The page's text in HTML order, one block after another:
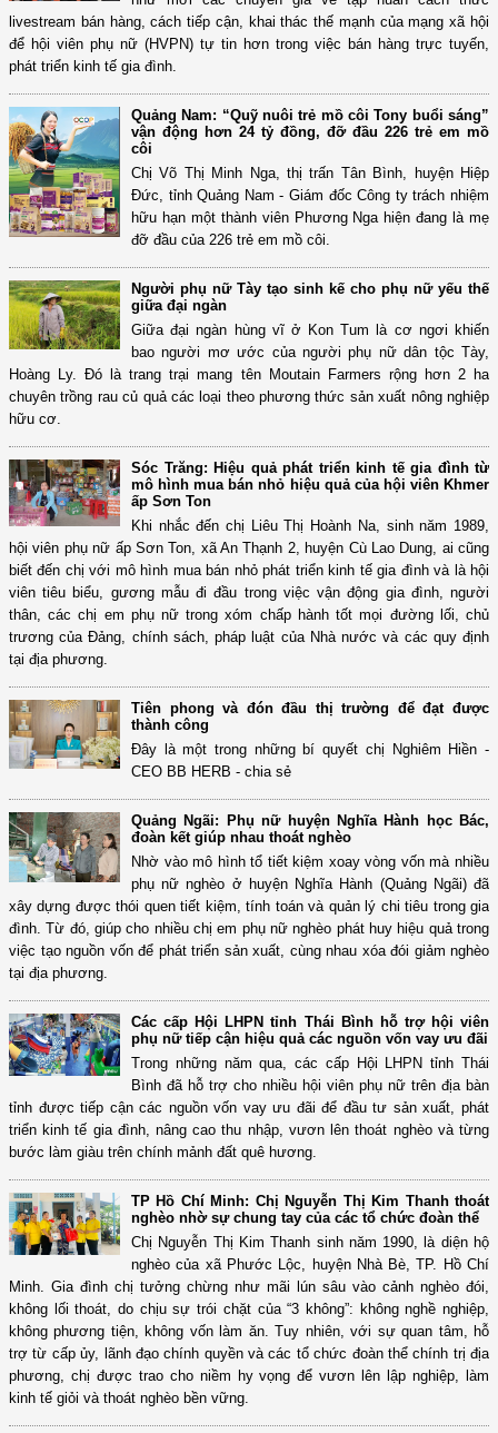
livestream bán hàng, cách tiếp cận, khai thác thế mạnh của mạng xã hội
để hội viên phụ nữ (HVPN) tự tin hơn trong việc bán hàng trực tuyến,
phát triển kinh tế gia đình.
Quảng Nam: “Quỹ nuôi trẻ mồ côi Tony buổi sáng”
vận động hơn 24 tỷ đồng, đỡ đầu 226 trẻ em mồ
côi
Chị Võ Thị Minh Nga, thị trấn Tân Bình, huyện Hiệp
Đức, tỉnh Quảng Nam - Giám đốc Công ty trách nhiệm
hữu hạn một thành viên Phương Nga hiện đang là mẹ
đỡ đầu của 226 trẻ em mồ côi.
Người phụ nữ Tày tạo sinh kế cho phụ nữ yếu thế
giữa đại ngàn
Giữa đại ngàn hùng vĩ ở Kon Tum là cơ ngơi khiến
bao người mơ ước của người phụ nữ dân tộc Tày,
Hoàng Ly. Đó là trang trại mang tên Moutain Farmers rộng hơn 2 ha
chuyên trồng rau củ quả các loại theo phương thức sản xuất nông nghiệp
hữu cơ.
Sóc Trăng: Hiệu quả phát triển kinh tế gia đình từ
mô hình mua bán nhỏ hiệu quả của hội viên Khmer
ấp Sơn Ton
Khi nhắc đến chị Liêu Thị Hoành Na, sinh năm 1989,
hội viên phụ nữ ấp Sơn Ton, xã An Thạnh 2, huyện Cù Lao Dung, ai cũng
biết đến chị với mô hình mua bán nhỏ phát triển kinh tế gia đình và là hội
viên tiêu biểu, gương mẫu đi đầu trong việc vận động gia đình, người
thân, các chị em phụ nữ trong xóm chấp hành tốt mọi đường lối, chủ
trương của Đảng, chính sách, pháp luật của Nhà nước và các quy định
tại địa phương.
Tiên phong và đón đầu thị trường để đạt được
thành công
Đây là một trong những bí quyết chị Nghiêm Hiền -
CEO BB HERB - chia sẻ
Quảng Ngãi: Phụ nữ huyện Nghĩa Hành học Bác,
đoàn kết giúp nhau thoát nghèo
Nhờ vào mô hình tổ tiết kiệm xoay vòng vốn mà nhiều
phụ nữ nghèo ở huyện Nghĩa Hành (Quảng Ngãi) đã
xây dựng được thói quen tiết kiệm, tính toán và quản lý chi tiêu trong gia
đình. Từ đó, giúp cho nhiều chị em phụ nữ nghèo phát huy hiệu quả trong
việc tạo nguồn vốn để phát triển sản xuất, cùng nhau xóa đói giảm nghèo
tại địa phương.
Các cấp Hội LHPN tỉnh Thái Bình hỗ trợ hội viên
phụ nữ tiếp cận hiệu quả các nguồn vốn vay ưu đãi
Trong những năm qua, các cấp Hội LHPN tỉnh Thái
Bình đã hỗ trợ cho nhiều hội viên phụ nữ trên địa bàn
tỉnh được tiếp cận các nguồn vốn vay ưu đãi để đầu tư sản xuất, phát
triển kinh tế gia đình, nâng cao thu nhập, vươn lên thoát nghèo và từng
bước làm giàu trên chính mảnh đất quê hương.
TP Hồ Chí Minh: Chị Nguyễn Thị Kim Thanh thoát
nghèo nhờ sự chung tay của các tổ chức đoàn thể
Chị Nguyễn Thị Kim Thanh sinh năm 1990, là diện hộ
nghèo của xã Phước Lộc, huyện Nhà Bè, TP. Hồ Chí
Minh. Gia đình chị tưởng chừng như mãi lún sâu vào cảnh nghèo đói,
không lối thoát, do chịu sự trói chặt của “3 không”: không nghề nghiệp,
không phương tiện, không vốn làm ăn. Tuy nhiên, với sự quan tâm, hỗ
trợ từ cấp ủy, lãnh đạo chính quyền và các tổ chức đoàn thể chính trị địa
phương, chị được trao cho niềm hy vọng để vươn lên lập nghiệp, làm
kinh tế giỏi và thoát nghèo bền vững.